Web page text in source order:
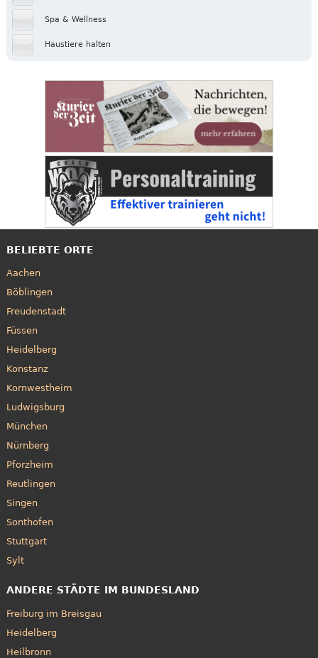
Spa & Wellness
Haustiere halten
BELIEBTE ORTE
Aachen
Böblingen
Freudenstadt
Füssen
Heidelberg
Konstanz
Kornwestheim
Ludwigsburg
München
Nürnberg
Pforzheim
Reutlingen
Singen
Sonthofen
Stuttgart
Sylt
ANDERE STÄDTE IM BUNDESLAND
Freiburg im Breisgau
Heidelberg
Heilbronn